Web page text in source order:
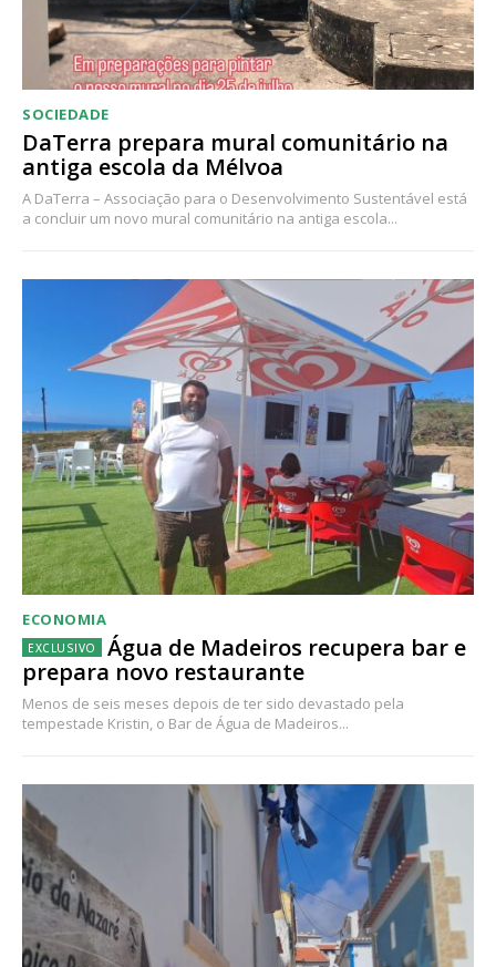
SOCIEDADE
DaTerra prepara mural comunitário na
antiga escola da Mélvoa
A DaTerra – Associação para o Desenvolvimento Sustentável está
a concluir um novo mural comunitário na antiga escola...
ECONOMIA
Água de Madeiros recupera bar e
prepara novo restaurante
Menos de seis meses depois de ter sido devastado pela
tempestade Kristin, o Bar de Água de Madeiros...